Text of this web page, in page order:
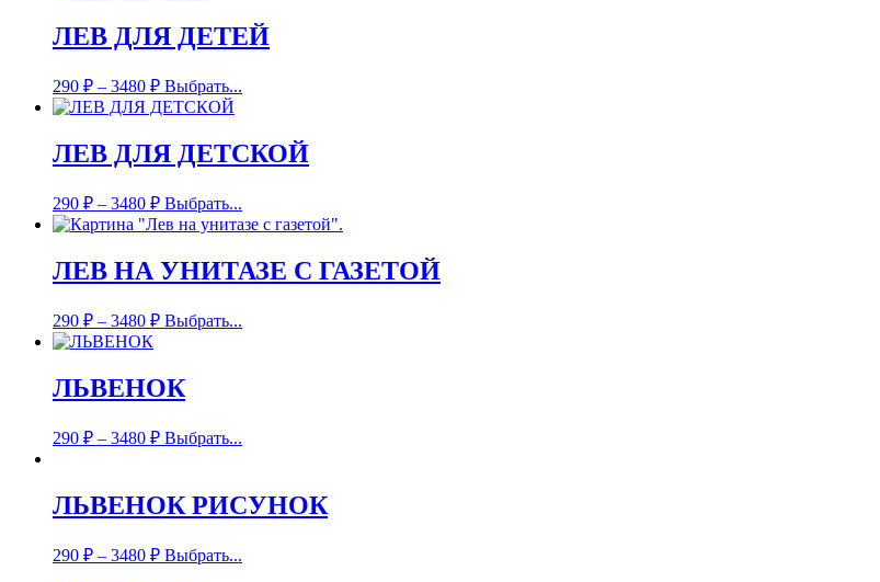
ЛЕВ ДЛЯ ДЕТЕЙ
290 ₽ – 3480 ₽ Выбрать...
ЛЕВ ДЛЯ ДЕТСКОЙ
290 ₽ – 3480 ₽ Выбрать...
ЛЕВ НА УНИТАЗЕ С ГАЗЕТОЙ
290 ₽ – 3480 ₽ Выбрать...
ЛЬВЕНОК
290 ₽ – 3480 ₽ Выбрать...
ЛЬВЕНОК РИСУНОК
290 ₽ – 3480 ₽ Выбрать...